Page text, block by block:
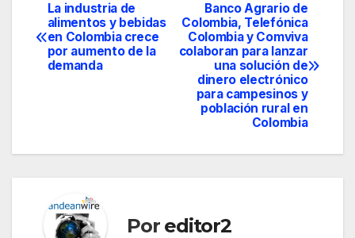
Navegación
de
Banco Agrario de
Colombia, Telefónica
Colombia y Comviva
colaboran para lanzar
una solución de
dinero electrónico
para campesinos y
población rural en
Colombia
La industria de
alimentos y bebidas
en Colombia crece
por aumento de la
demanda
Por editor2